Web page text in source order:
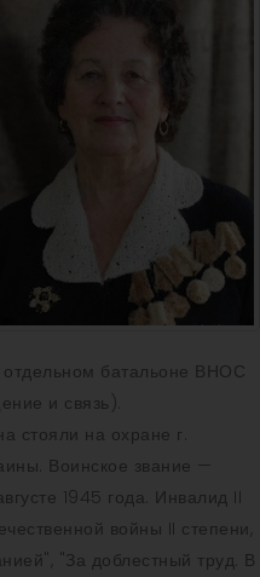
батальоне ВНОС
и связь).
стояли на охране г.
Воинское звание —
1945 года. Инвалид II
войны II степени,
"За доблестный труд. В